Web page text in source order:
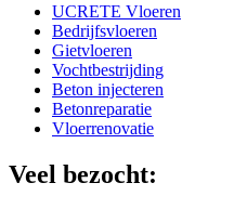
UCRETE Vloeren
Bedrijfsvloeren
Gietvloeren
Vochtbestrijding
Beton injecteren
Betonreparatie
Vloerrenovatie
Veel bezocht: